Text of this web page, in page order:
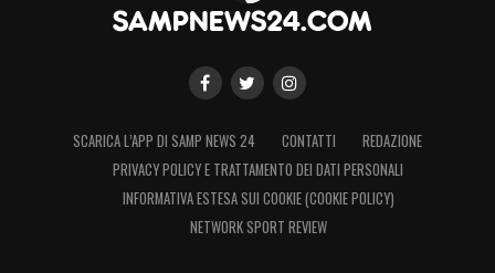
SCARICA L’APP DI SAMP NEWS 24 CONTATTI
REDAZIONE
PRIVACY POLICY E TRATTAMENTO DEI DATI PERSONALI
INFORMATIVA ESTESA SUI COOKIE (COOKIE POLICY)
NETWORK SPORT REVIEW